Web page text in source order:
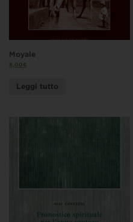
Moyale
8,00€
Leggi tutto